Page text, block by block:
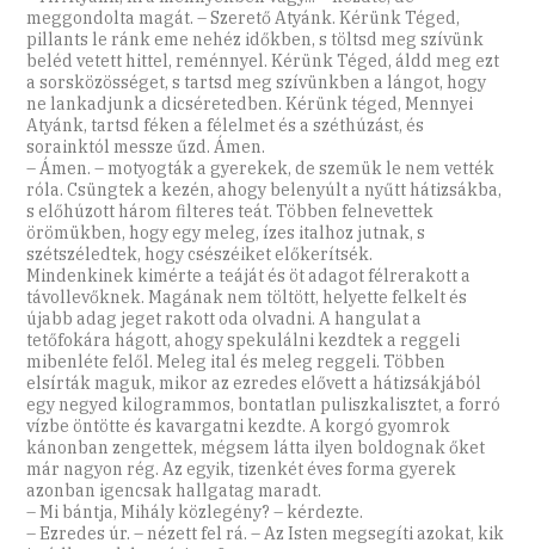
meggondolta magát. – Szerető Atyánk. Kérünk Téged,
pillants le ránk eme nehéz időkben, s töltsd meg szívünk
beléd vetett hittel, reménnyel. Kérünk Téged, áldd meg ezt
a sorsközösséget, s tartsd meg szívünkben a lángot, hogy
ne lankadjunk a dicséretedben. Kérünk téged, Mennyei
Atyánk, tartsd féken a félelmet és a széthúzást, és
sorainktól messze űzd. Ámen.
– Ámen. – motyogták a gyerekek, de szemük le nem vették
róla. Csüngtek a kezén, ahogy belenyúlt a nyűtt hátizsákba,
s előhúzott három filteres teát. Többen felnevettek
örömükben, hogy egy meleg, ízes italhoz jutnak, s
szétszéledtek, hogy csészéiket előkerítsék.
Mindenkinek kimérte a teáját és öt adagot félrerakott a
távollevőknek. Magának nem töltött, helyette felkelt és
újabb adag jeget rakott oda olvadni. A hangulat a
tetőfokára hágott, ahogy spekulálni kezdtek a reggeli
mibenléte felől. Meleg ital és meleg reggeli. Többen
elsírták maguk, mikor az ezredes elővett a hátizsákjából
egy negyed kilogrammos, bontatlan puliszkalisztet, a forró
vízbe öntötte és kavargatni kezdte. A korgó gyomrok
kánonban zengettek, mégsem látta ilyen boldognak őket
már nagyon rég. Az egyik, tizenkét éves forma gyerek
azonban igencsak hallgatag maradt.
– Mi bántja, Mihály közlegény? – kérdezte.
– Ezredes úr. – nézett fel rá. – Az Isten megsegíti azokat, kik